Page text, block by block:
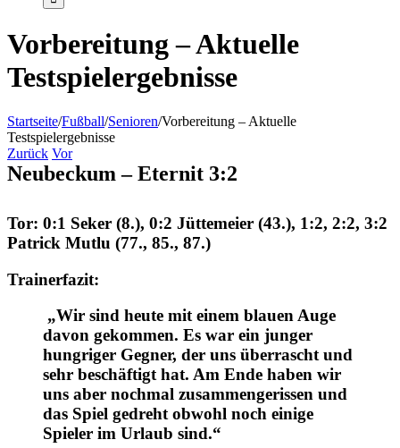
Vorbereitung – Aktuelle
Testspielergebnisse
Startseite/Fußball/Senioren/Vorbereitung – Aktuelle
Testspielergebnisse
Zurück Vor
Neubeckum – Eternit 3:2
Tor: 0:1 Seker (8.), 0:2 Jüttemeier (43.), 1:2, 2:2, 3:2
Patrick Mutlu (77., 85., 87.)
Trainerfazit:
„Wir sind heute mit einem blauen Auge
davon gekommen. Es war ein junger
hungriger Gegner, der uns überrascht und
sehr beschäftigt hat. Am Ende haben wir
uns aber nochmal zusammengerissen und
das Spiel gedreht obwohl noch einige
Spieler im Urlaub sind.“